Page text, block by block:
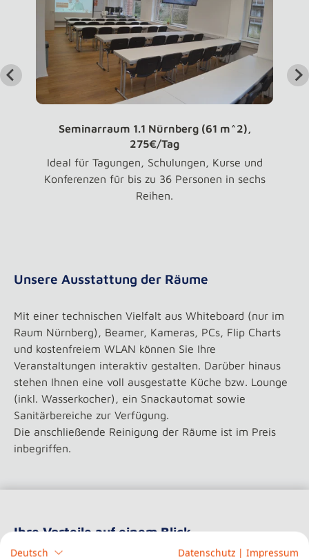
Seminarraum 1.1 Nürnberg (61 m^2),
275€/Tag
Ideal für Tagungen, Schulungen, Kurse und
Konferenzen für bis zu 36 Personen in sechs
Reihen.
Unsere Ausstattung der Räume
Mit einer technischen Vielfalt aus Whiteboard (nur im
Raum Nürnberg), Beamer, Kameras, PCs, Flip Charts
und kostenfreiem WLAN können Sie Ihre
Veranstaltungen interaktiv gestalten. Darüber hinaus
stehen Ihnen eine voll ausgestatte Küche bzw. Lounge
(inkl. Wasserkocher), ein Snackautomat sowie
Sanitärbereiche zur Verfügung.
Die anschließende Reinigung der Räume ist im Preis
inbegriffen.
Ihre Vorteile auf einem Blick
Deutsch Datenschutz | Impressum